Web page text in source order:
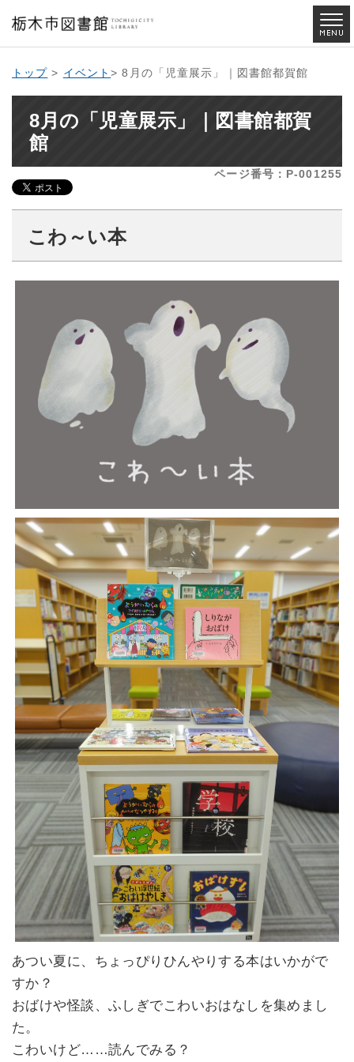
トップ > イベント> 8月の「児童展示」｜図書館都賀館
8月の「児童展示」｜図書館都賀
館
ページ番号：P-001255
こわ～い本
あつい夏に、ちょっぴりひんやりする本はいかがで
すか？
おばけや怪談、ふしぎでこわいおはなしを集めまし
た。
こわいけど……読んでみる？